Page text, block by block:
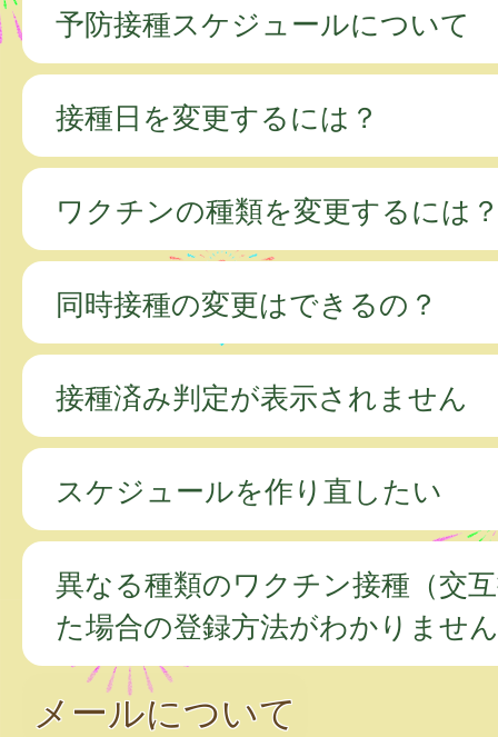
予防接種スケジュールについて
接種日を変更するには？
ワクチンの種類を変更するには
同時接種の変更はできるの？
接種済み判定が表示されません
スケジュールを作り直したい
異なる種類のワクチン接種（交
た場合の登録方法がわかりません
メールについて